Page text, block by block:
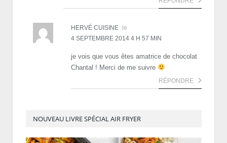
HERVÉ CUISINE le
4 SEPTEMBRE 2014 4 H 57 MIN
je vois que vous êtes amatrice de chocolat
Chantal ! Merci de me suivre
RÉPONDRE
NOUVEAU LIVRE SPÉCIAL AIR FRYER